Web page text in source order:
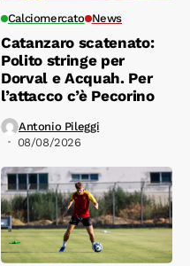
Calciomercato News
Catanzaro scatenato:
Polito stringe per
Dorval e Acquah. Per
l’attacco c’è Pecorino
Antonio Pileggi
08/08/2026